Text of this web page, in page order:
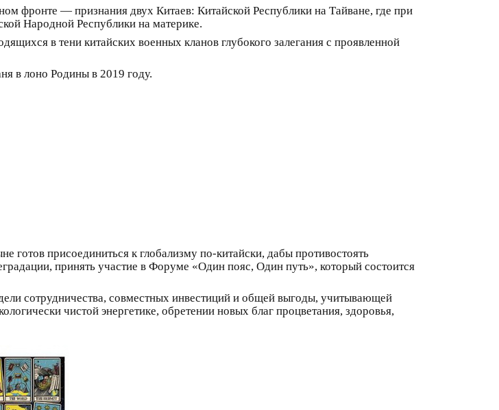
фронте — признания двух Китаев: Китайской Республики на Тайване, где при
Народной Республики на материке.
в тени китайских военных кланов глубокого залегания с проявленной
в лоно Родины в 2019 году.
присоединиться к глобализму по-китайски, дабы противостоять
принять участие в Форуме «Один пояс, Один путь», который состоится
сотрудничества, совместных инвестиций и общей выгоды, учитывающей
чистой энергетике, обретении новых благ процветания, здоровья,